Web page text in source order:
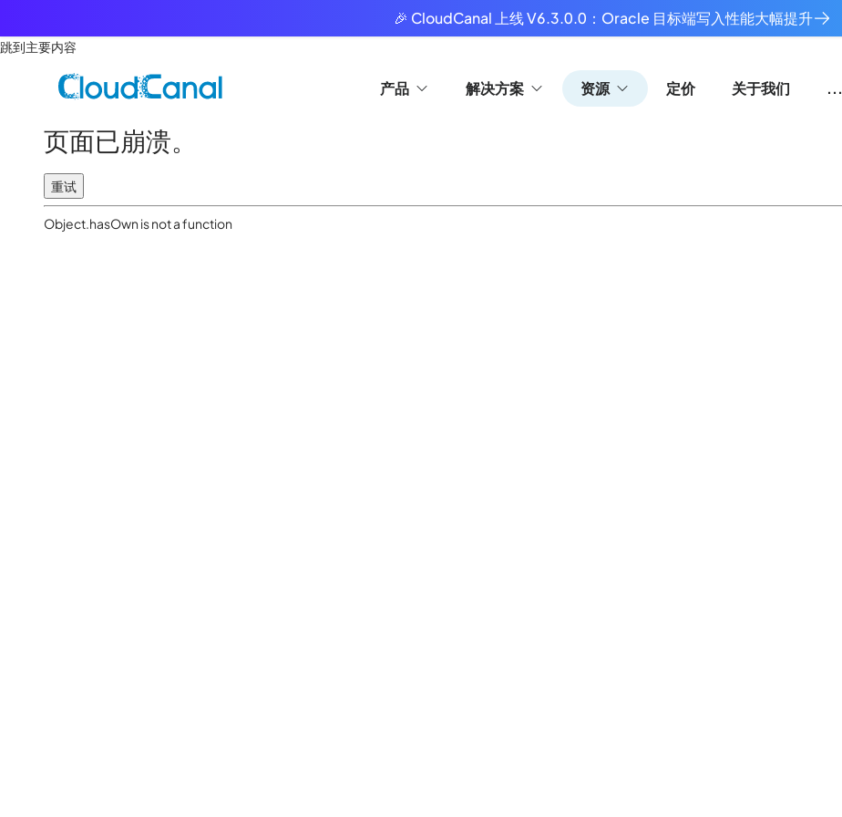
🎉 CloudCanal 上线 V6.3.0.0：Oracle 目标端写入性能大幅提升
跳到主要内容
产品 解决方案 资源 定价 关于我们 ...
页面已崩溃。
重试
Object.hasOwn is not a function